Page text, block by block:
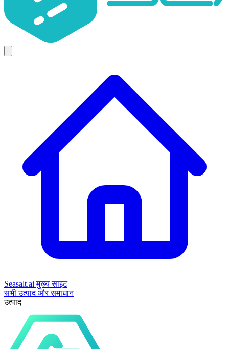
Seasalt.ai मुख्य साइट
सभी उत्पाद और समाधान
उत्पाद